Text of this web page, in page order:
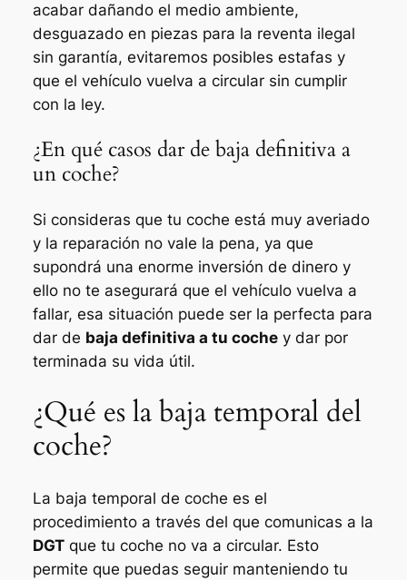
acabar dañando el medio ambiente,
desguazado en piezas para la reventa ilegal
sin garantía, evitaremos posibles estafas y
que el vehículo vuelva a circular sin cumplir
con la ley.
¿En qué casos dar de baja definitiva a
un coche?
Si consideras que tu coche está muy averiado
y la reparación no vale la pena, ya que
supondrá una enorme inversión de dinero y
ello no te asegurará que el vehículo vuelva a
fallar, esa situación puede ser la perfecta para
dar de baja definitiva a tu cochey dar por
terminada su vida útil.
¿Qué es la baja temporal del
coche?
La baja temporal de coche es el
procedimiento a través del que comunicas a la
DGTque tu coche no va a circular. Esto
permite que puedas seguir manteniendo tu